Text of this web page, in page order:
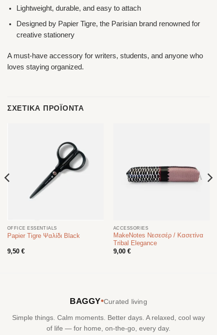
Lightweight, durable, and easy to attach
Designed by Papier Tigre, the Parisian brand renowned for
creative stationery
A must-have accessory for writers, students, and anyone who
loves staying organized.
ΣΧΕΤΙΚΆ ΠΡΟΪΌΝΤΑ
OFFICE ESSENTIALS
Papier Tigre Ψαλίδι Black
9,50 €
ACCESSORIES
MakeNotes Νεσεσέρ / Κασετίνα
Tribal Elegance
9,00 €
BAGGY•Curated living
Simple things. Calm moments. Better days. A relaxed, cool way
of life — for home, on-the-go, every day.